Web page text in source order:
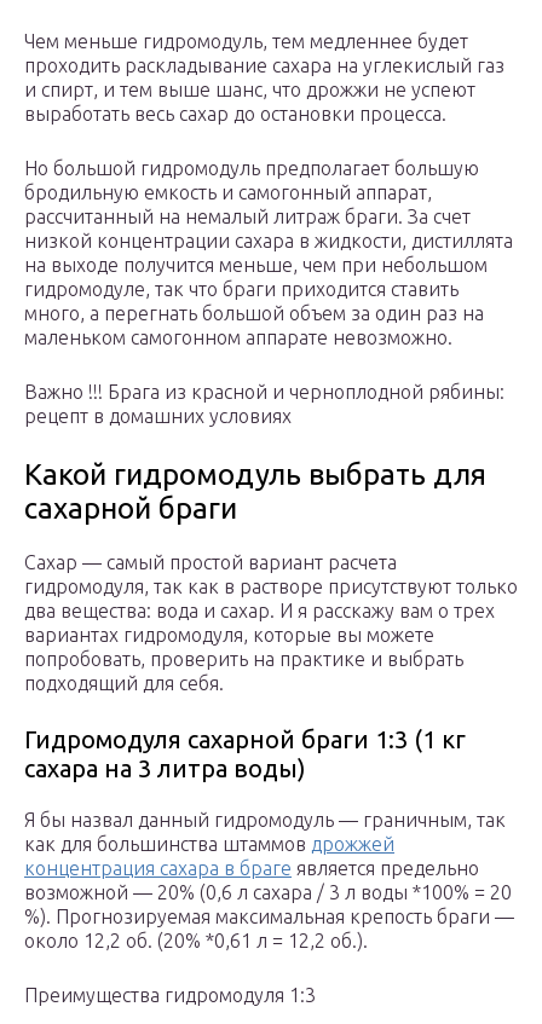
Чем меньше гидромодуль, тем медленнее будет
проходить раскладывание сахара на углекислый газ
и спирт, и тем выше шанс, что дрожжи не успеют
выработать весь сахар до остановки процесса.
Но большой гидромодуль предполагает большую
бродильную емкость и самогонный аппарат,
рассчитанный на немалый литраж браги. За счет
низкой концентрации сахара в жидкости, дистиллята
на выходе получится меньше, чем при небольшом
гидромодуле, так что браги приходится ставить
много, а перегнать большой объем за один раз на
маленьком самогонном аппарате невозможно.
Важно !!! Брага из красной и черноплодной рябины:
рецепт в домашних условиях
Какой гидромодуль выбрать для
сахарной браги
Сахар — самый простой вариант расчета
гидромодуля, так как в растворе присутствуют только
два вещества: вода и сахар. И я расскажу вам о трех
вариантах гидромодуля, которые вы можете
попробовать, проверить на практике и выбрать
подходящий для себя.
Гидромодуля сахарной браги 1:3 (1 кг
сахара на 3 литра воды)
Я бы назвал данный гидромодуль — граничным, так
как для большинства штаммов дрожжей
концентрация сахара в браге является предельно
возможной — 20% (0,6 л сахара / 3 л воды *100% = 20
%). Прогнозируемая максимальная крепость браги —
около 12,2 об. (20% *0,61 л = 12,2 об.).
Преимущества гидромодуля 1:3